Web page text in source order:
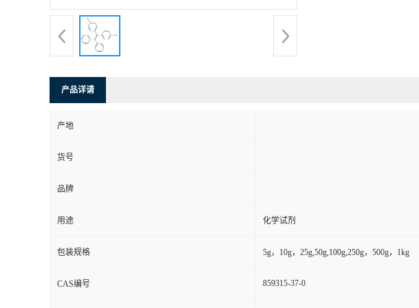
产品详请
产地
货号
品牌
用途 化学试剂
包装规格 5g，10g，25g,50g,100g,250g，500g，1kg
CAS编号 859315-37-0